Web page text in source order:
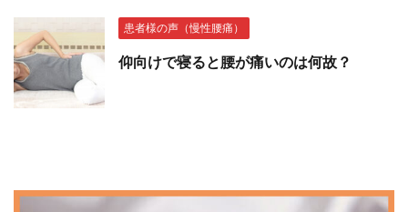
患者様の声（慢性腰痛）
仰向けで寝ると腰が痛いのは何故？